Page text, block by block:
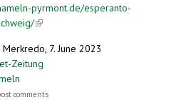
pyrmont.de/esperanto-
(link is external)
Merkredo, 7. June 2023
Zeitung
Kongress in Braunschweig
comments